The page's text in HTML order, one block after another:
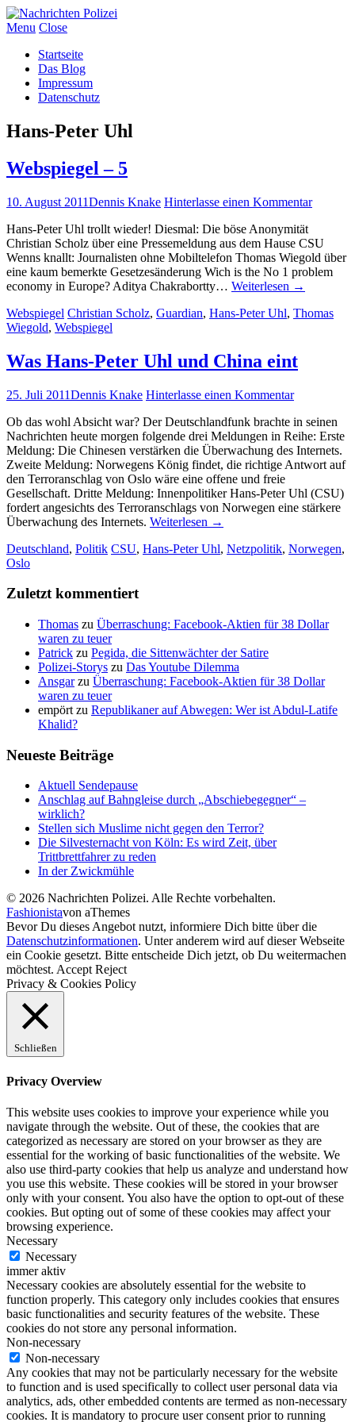
Menu Close
Startseite
Das Blog
Impressum
Datenschutz
Hans-Peter Uhl
Webspiegel – 5
10. August 2011Dennis Knake Hinterlasse einen Kommentar
Hans-Peter Uhl trollt wieder! Diesmal: Die böse Anonymität
Christian Scholz über eine Pressemeldung aus dem Hause CSU
Wenns knallt: Journalisten ohne Mobiltelefon Thomas Wiegold über
eine kaum bemerkte Gesetzesänderung Wich is the No 1 problem
economy in Europe? Aditya Chakrabortty… Weiterlesen →
Webspiegel Christian Scholz, Guardian, Hans-Peter Uhl, Thomas
Wiegold, Webspiegel
Was Hans-Peter Uhl und China eint
25. Juli 2011Dennis Knake Hinterlasse einen Kommentar
Ob das wohl Absicht war? Der Deutschlandfunk brachte in seinen
Nachrichten heute morgen folgende drei Meldungen in Reihe: Erste
Meldung: Die Chinesen verstärken die Überwachung des Internets.
Zweite Meldung: Norwegens König findet, die richtige Antwort auf
den Terroranschlag von Oslo wäre eine offene und freie
Gesellschaft. Dritte Meldung: Innenpolitiker Hans-Peter Uhl (CSU)
fordert angesichts des Terroranschlags von Norwegen eine stärkere
Überwachung des Internets. Weiterlesen →
Deutschland, Politik CSU, Hans-Peter Uhl, Netzpolitik, Norwegen,
Oslo
Zuletzt kommentiert
Thomas zu Überraschung: Facebook-Aktien für 38 Dollar
waren zu teuer
Patrick zu Pegida, die Sittenwächter der Satire
Polizei-Storys zu Das Youtube Dilemma
Ansgarzu Überraschung: Facebook-Aktien für 38 Dollar
waren zu teuer
empört zu Republikaner auf Abwegen: Wer ist Abdul-Latife
Khalid?
Neueste Beiträge
Aktuell Sendepause
Anschlag auf Bahngleise durch „Abschiebegegner“ –
wirklich?
Stellen sich Muslime nicht gegen den Terror?
Die Silvesternacht von Köln: Es wird Zeit, über
Trittbrettfahrer zu reden
In der Zwickmühle
© 2026 Nachrichten Polizei. Alle Rechte vorbehalten.
Fashionistavon aThemes
Bevor Du dieses Angebot nutzt, informiere Dich bitte über die
Datenschutzinformationen. Unter anderem wird auf dieser Webseite
ein Cookie gesetzt. Bitte entscheide Dich jetzt, ob Du weitermachen
möchtest. Accept Reject
Privacy & Cookies Policy
Schließen
Privacy Overview
This website uses cookies to improve your experience while you
navigate through the website. Out of these, the cookies that are
categorized as necessary are stored on your browser as they are
essential for the working of basic functionalities of the website. We
also use third-party cookies that help us analyze and understand how
you use this website. These cookies will be stored in your browser
only with your consent. You also have the option to opt-out of these
cookies. But opting out of some of these cookies may affect your
browsing experience.
Necessary
Necessary
immer aktiv
Necessary cookies are absolutely essential for the website to
function properly. This category only includes cookies that ensures
basic functionalities and security features of the website. These
cookies do not store any personal information.
Non-necessary
Non-necessary
Any cookies that may not be particularly necessary for the website
to function and is used specifically to collect user personal data via
analytics, ads, other embedded contents are termed as non-necessary
cookies. It is mandatory to procure user consent prior to running